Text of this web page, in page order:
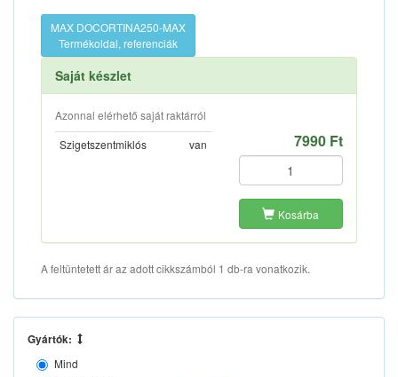
MAX DOCORTINA250-MAX
Termékoldal, referenciák
Saját készlet
Azonnal elérhető saját raktárról
Szigetszentmiklós
van 7990 Ft
Kosárba
A feltüntetett ár az adott cikkszámból 1 db-ra vonatkozik.
Gyártók:
Mind